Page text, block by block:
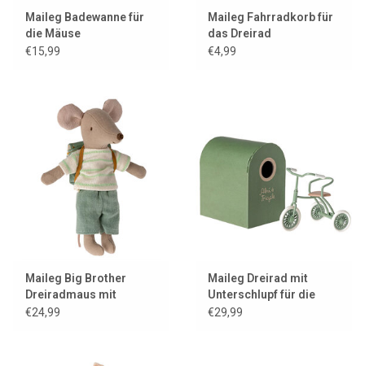
Maileg Badewanne für
die Mäuse
€15,99
Maileg Fahrradkorb für
das Dreirad
€4,99
Maileg Big Brother
Dreiradmaus mit
Tasche
€24,99
Maileg Dreirad mit
Unterschlupf für die
Mäuse / Farbe grün
€29,99